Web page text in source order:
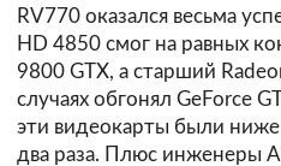
RV770 оказался весьма
HD 4850 смог на равных
9800 GTX, а старший
случаях обгонял GeForce
эти видеокарты были
два раза. Плюс инженеры